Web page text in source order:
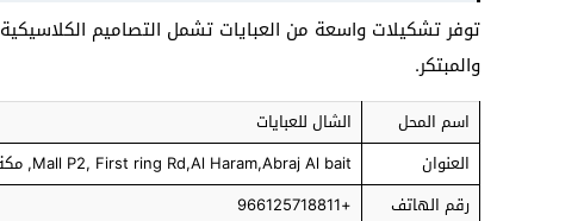
توفر تشكيلات واسعة من العبايات تشمل التصاميم الكلاسيكية
والمبتكر.
اسم المحل
الشال للعبايات
العنوان
Mall P2, First ring Rd,Al Haram,Abraj Al bait, مكة 24231، المملكة العربية السعودية
رقم الهاتف
+966125718811